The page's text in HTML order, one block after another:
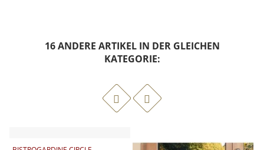
16 ANDERE ARTIKEL IN DER GLEICHEN
KATEGORIE: